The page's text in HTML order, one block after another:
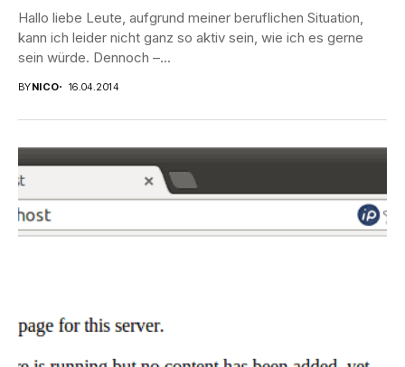
Hallo liebe Leute, aufgrund meiner beruflichen Situation,
kann ich leider nicht ganz so aktiv sein, wie ich es gerne
sein würde. Dennoch –...
BYNICO 16.04.2014